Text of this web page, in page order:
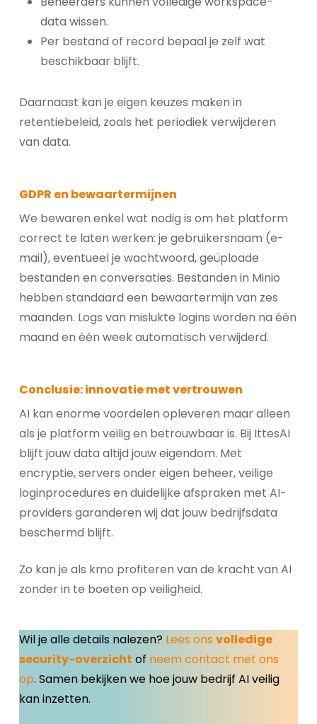
data wissen.
Per bestand of record bepaal je zelf wat
beschikbaar blijft.
Daarnaast kan je eigen keuzes maken in
retentiebeleid, zoals het periodiek verwijderen
van data.
GDPR en bewaartermijnen
We bewaren enkel wat nodig is om het platform
correct te laten werken: je gebruikersnaam (e-
mail), eventueel je wachtwoord, geüploade
bestanden en conversaties. Bestanden in Minio
hebben standaard een bewaartermijn van zes
maanden. Logs van mislukte logins worden na één
maand en één week automatisch verwijderd.
Conclusie: innovatie met vertrouwen
AI kan enorme voordelen opleveren maar alleen
als je platform veilig en betrouwbaar is. Bij IttesAI
blijft jouw data altijd jouw eigendom. Met
encryptie, servers onder eigen beheer, veilige
loginprocedures en duidelijke afspraken met AI-
providers garanderen wij dat jouw bedrijfsdata
beschermd blijft.
Zo kan je als kmo profiteren van de kracht van AI
zonder in te boeten op veiligheid.
Wil je alle details nalezen? Lees ons volledige
security-overzicht of neem contact met ons
op. Samen bekijken we hoe jouw bedrijf AI veilig
kan inzetten.